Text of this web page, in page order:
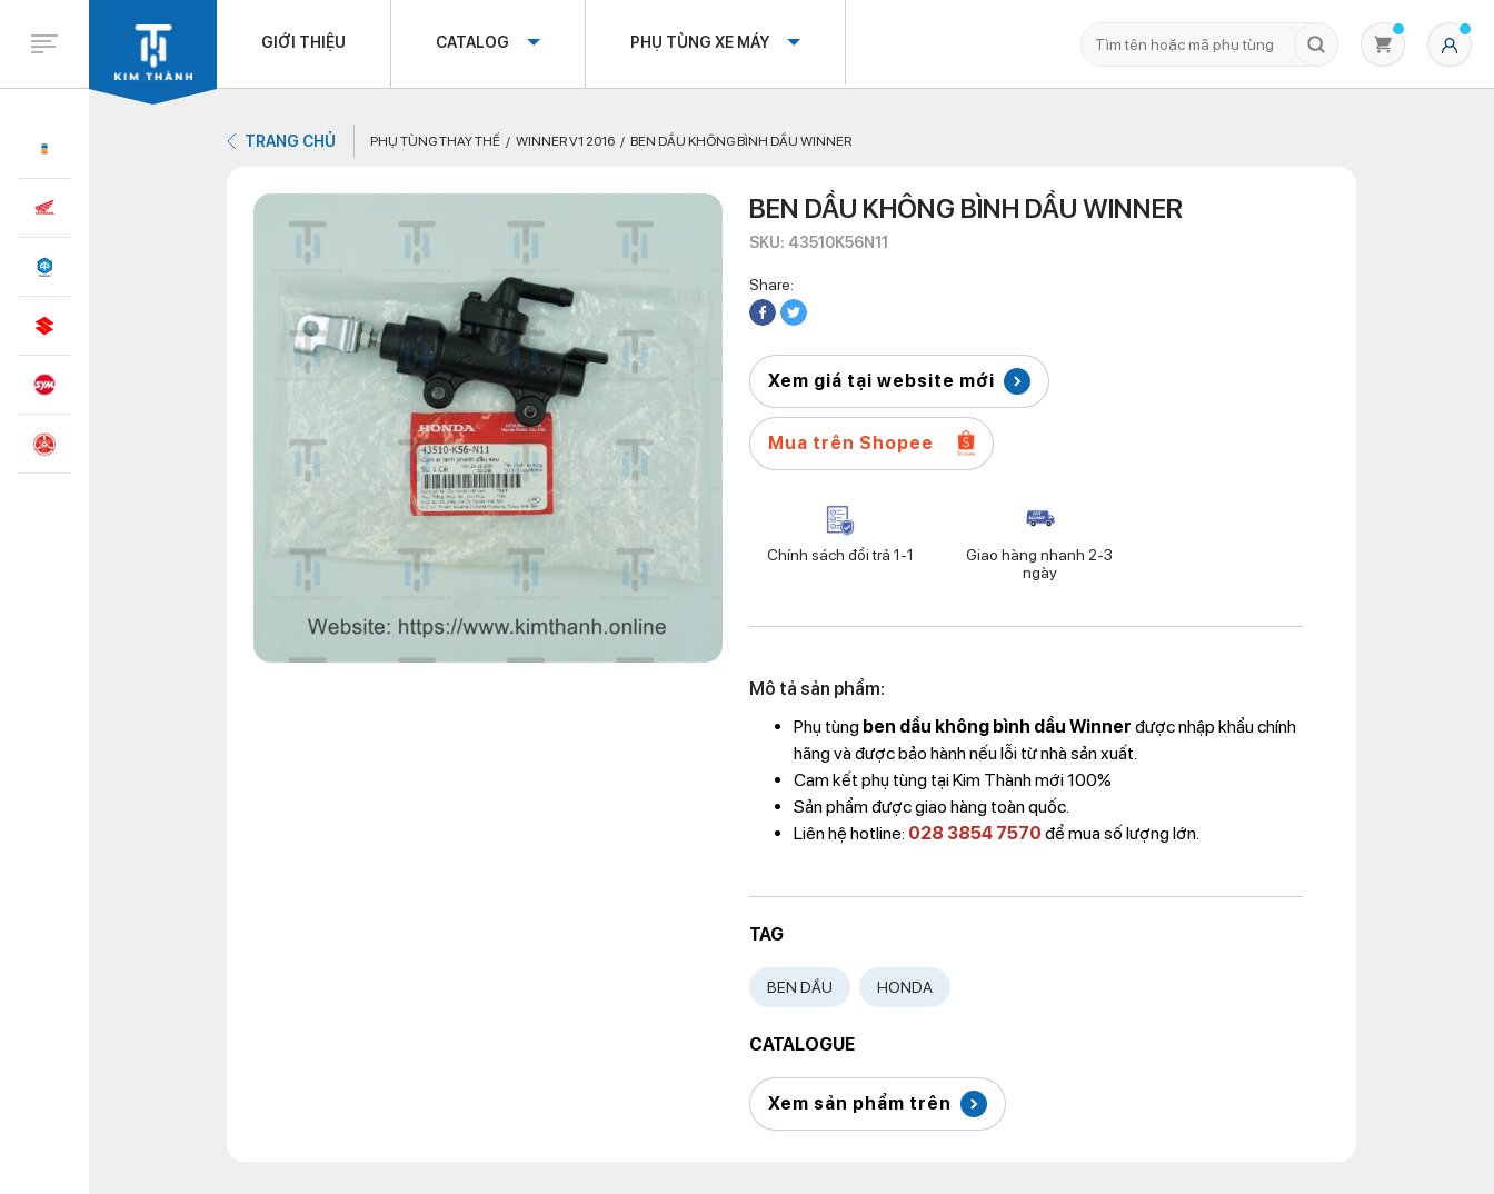
GIỚI THIỆU CATALOG PHỤ TÙNG XE MÁY
TRANG CHỦ PHỤ TÙNG THAY THẾ WINNER V1 2016 BEN DẦU KHÔNG BÌNH DẦU WINNER
BEN DẦU KHÔNG BÌNH DẦU WINNER
SKU: 43510K56N11
Share:
Xem giá tại website mới
Mua trên Shopee
Chính sách đổi trả 1-1
Giao hàng nhanh 2-3
ngày
Mô tả sản phẩm:
Phụ tùng ben dầu không bình dầu Winner được nhập khẩu chính
hãng và được bảo hành nếu lỗi từ nhà sản xuất.
Cam kết phụ tùng tại Kim Thành mới 100%
Sản phẩm được giao hàng toàn quốc.
Liên hệ hotline: 028 3854 7570 để mua số lượng lớn.
TAG
BEN DẦU HONDA
CATALOGUE
Xem sản phẩm trên